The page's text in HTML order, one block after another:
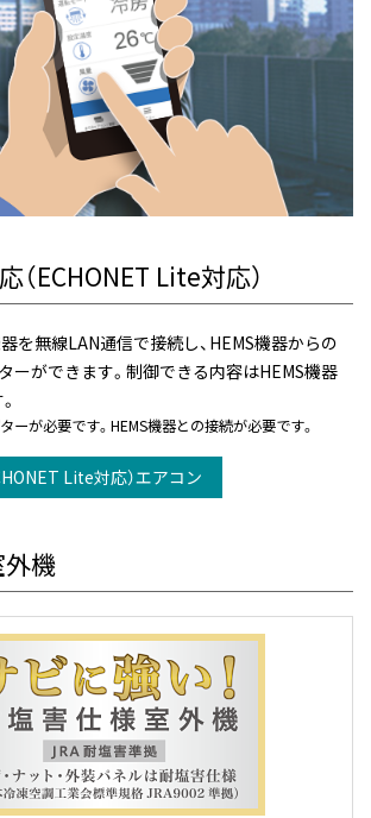
（ECHONET Lite対応）
を無線LAN通信で接続し、HEMS機器からの
ーができます。制御できる内容はHEMS機器
ーが必要です。HEMS機器との接続が必要です。
Lite対応）エアコン
機